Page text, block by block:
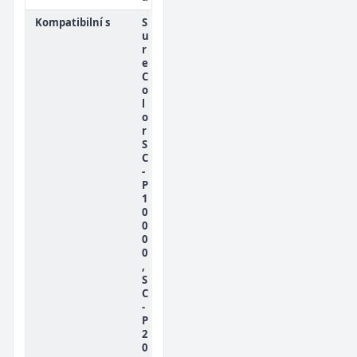
Kompatibilní s
S
u
r
e
C
o
l
o
r
S
C
-
P
1
0
0
0
0
,
S
C
-
P
2
0